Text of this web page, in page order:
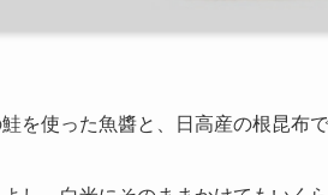
を使った魚醬と、日高産の根昆布